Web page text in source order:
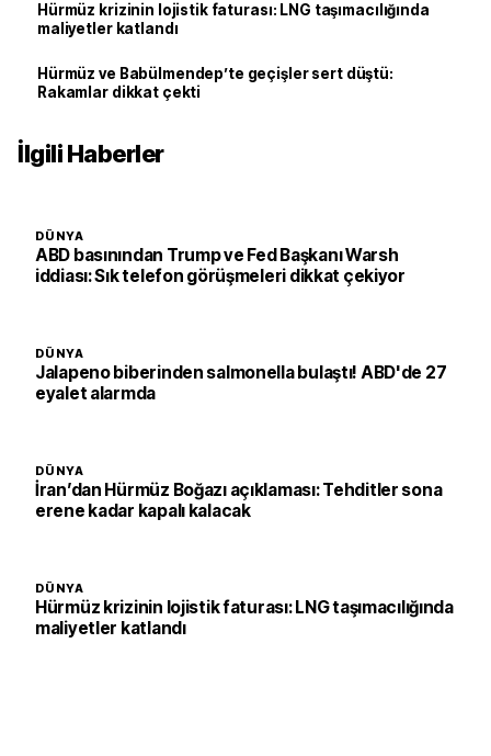
Hürmüz krizinin lojistik faturası: LNG taşımacılığında
maliyetler katlandı
Hürmüz ve Babülmendep’te geçişler sert düştü:
Rakamlar dikkat çekti
İlgili Haberler
DÜNYA
ABD basınından Trump ve Fed Başkanı Warsh
iddiası: Sık telefon görüşmeleri dikkat çekiyor
DÜNYA
Jalapeno biberinden salmonella bulaştı! ABD'de 27
eyalet alarmda
DÜNYA
İran’dan Hürmüz Boğazı açıklaması: Tehditler sona
erene kadar kapalı kalacak
DÜNYA
Hürmüz krizinin lojistik faturası: LNG taşımacılığında
maliyetler katlandı